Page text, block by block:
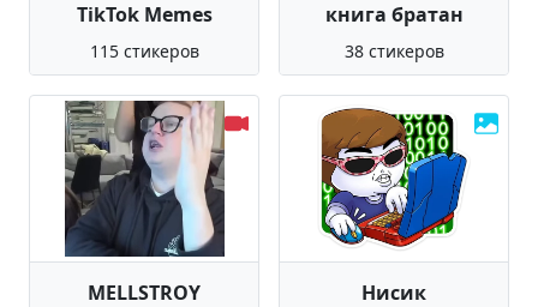
TikTok Memes
115 стикеров
книга братан
38 стикеров
MELLSTROY Нисик